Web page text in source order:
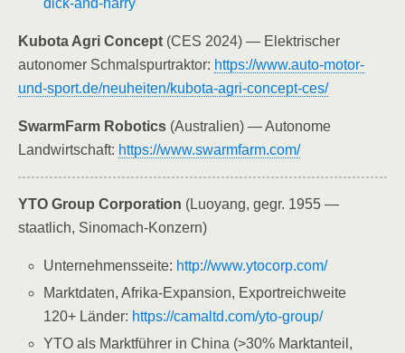
dick-and-harry
Kubota Agri Concept (CES 2024) — Elektrischer
autonomer Schmalspurtraktor: https://www.auto-motor-
und-sport.de/neuheiten/kubota-agri-concept-ces/
SwarmFarm Robotics (Australien) — Autonome
Landwirtschaft: https://www.swarmfarm.com/
YTO Group Corporation (Luoyang, gegr. 1955 —
staatlich, Sinomach-Konzern)
Unternehmensseite: http://www.ytocorp.com/
Marktdaten, Afrika-Expansion, Exportreichweite
120+ Länder: https://camaltd.com/yto-group/
YTO als Marktführer in China (>30% Marktanteil,